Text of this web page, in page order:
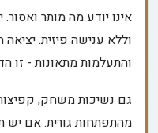
אינו יודע מה מותר
וללא ענישה פיזית. יציאה
והתעלמות מתאונות - זו
גם נשיכות משחק,
מהתפתחות גורית. אם יש